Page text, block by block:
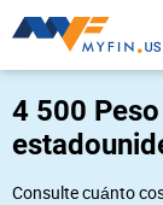
4 500
Consulte cuánto